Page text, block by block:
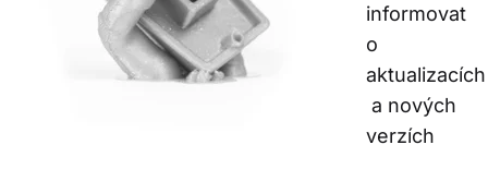
informovat
o
aktualizacích
a nových
verzích